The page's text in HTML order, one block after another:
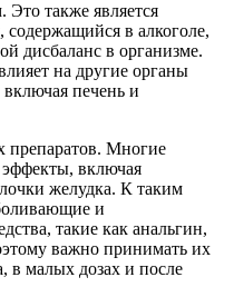
Это также является
в алкоголе,
дисбаланс в организме.
на другие органы
печень и
препаратов. Многие
включая
желудка. К таким
и
такие как анальгин,
важно принимать их
в малых дозах и после